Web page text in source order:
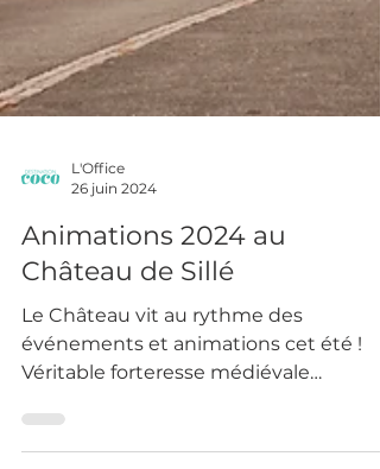
L'Office
26 juin 2024
Château de Sillé
Le Château vit au rythme des
Véritable forteresse médiévale
reconstruite dans la deuxième moitié